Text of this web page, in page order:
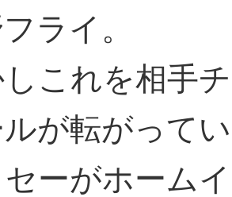
ライ。
しこれを相手
が転がって
セーがホーム